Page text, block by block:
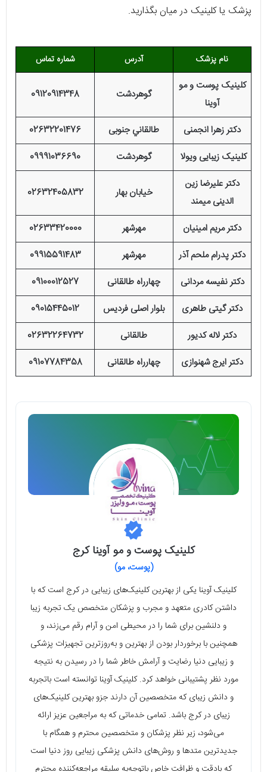
پزشک یا کلینیک در میان بگذارید.
نام پزشک آدرس شماره تماس
کلینیک پوست و مو
آوینا
گوهردشت 09120914348
دکتر زهرا انجمنی طالقاني جنوبی
02632201476
کلینیک زیبایی ویولا
گوهردشت
09991036690
دکتر علیرضا زین
الدینی میمند
خیابان بهار 02632405832
دکتر مریم امینیان مهرشهر
02633420000
دکتر پدرام ملحم آذر
مهرشهر
09915591483
دکتر نفیسه مردانی
چهارراه طالقانی
09100012527
دکتر گیتی طاهری
بلوار اصلی فردیس
09015445012
دکتر لاله کدیور
طالقانی
02632264732
دکتر ایرج شهنوازی
چهارراه طالقانی 09107784358
کلینیک پوست و مو آوینا کرج
(پوست، مو)
کلینیک آوینا یکی از بهترین کلینیک‌های زیبایی در کرج است که با
داشتن کادری متعهد و مجرب و پزشکان متخصص یک تجربه زیبا
و دلنشین برای شما را در محیطی امن و آرام رقم می‌زند، و
همچنین با برخوردار بودن از بهترین و به‌روزترین تجهیزات پزشکی
و زیبایی دنیا رضایت و آرامش خاطر شما را در رسیدن به نتیجه
مورد نظر پشتیبانی خواهد کرد. کلینیک آوینا توانسته است باتجربه
و دانش زیبای که متخصصین آن دارند جزو بهترین کلینیک‌های
زیبای در کرج باشد. تمامی خدماتی که به مراجعین عزیز ارائه
می‌شود، زیر نظر پزشکان و متخصصین محترم و همگام با
جدیدترین متدها و روش‌های دانش پزشکی زیبایی روز دنیا است
که بادقت و ظرافت خاص باتوجه‌به سلیقه مراجعه‌کننده محترم